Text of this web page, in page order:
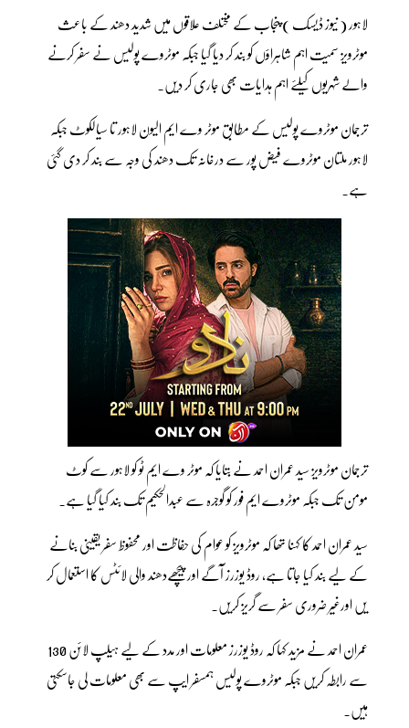
لاہور ( نیوز ڈیسک ) پنجاب کے مختلف علاقوں میں شدید دھند کے باعث
موٹرویز سمیت اہم شاہراؤں کو بند کر دیا گیا جبکہ موٹروے پولیس نے سفر کرنے
والے شہریوں کیلئے اہم ہدایات بھی جاری کر دیں۔
ترجمان موٹروے پولیس کے مطابق موٹر وے ایم الیون لاہور تا سیالکوٹ جبکہ
لاہور ملتان موٹروے فیض پور سے درخانہ تک دھند کی وجہ سے بند کر دی گئی
ہے۔
ترجمان موٹرویز سید عمران احمد نے بتایا کہ موٹر وے ایم ٹو کو لاہور سے کوٹ
مومن تک جبکہ موٹروے ایم فور کو گوجرہ سے عبدالحکیم تک بند کیا گیا ہے۔
سید عمران احمد کا کہنا تھا کہ موٹرویز کو عوام کی حفاظت اور محفوظ سفر یقینی بنانے
کے لیے بند کیا جاتا ہے، روڈ یوزرز آگے اور پیچھےدھند والی لائٹس کا استعمال کر
یں اورغیر ضروری سفر سے گریز کریں۔
عمران احمد نے مزید کہا کہ روڈ یوزرز معلومات اور مدد کے لیے ہیلپ لائن 130
سے رابطہ کریں جبکہ موٹروے پولیس ہمسفر ایپ سے بھی معلومات لی جاسکتی
ہیں۔